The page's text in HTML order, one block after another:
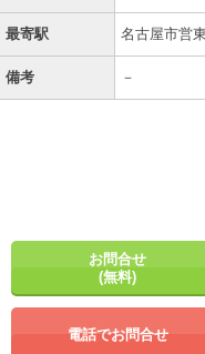
最寄駅 名古屋市営
備考 －
お問合せ
(無料)
電話でお問合せ